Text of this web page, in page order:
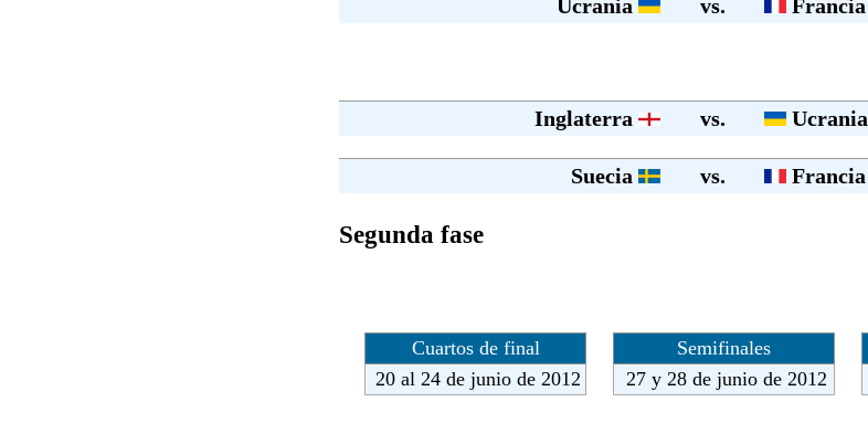
Ucrania vs. Francia
Inglaterra vs. Ucrania
Suecia vs. Francia
Segunda fase
Cuartos de final Semifinales
20 al 24 de junio de 2012
27 y 28 de junio de 2012